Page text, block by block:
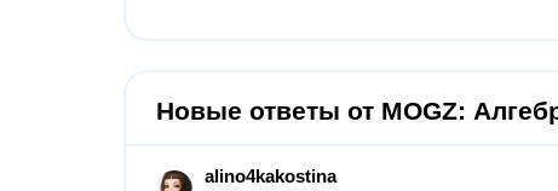
Новые ответы от MOGZ:
alino4kakostina